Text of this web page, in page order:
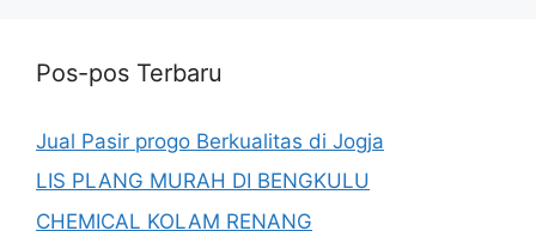
Pos-pos Terbaru
Jual Pasir progo Berkualitas di Jogja
LIS PLANG MURAH DI BENGKULU
CHEMICAL KOLAM RENANG